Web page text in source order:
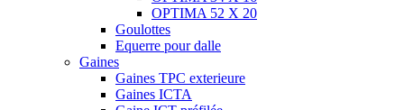
OPTIMA 52 X 20
Goulottes
Equerre pour dalle
Gaines
Gaines TPC exterieure
Gaines ICTA